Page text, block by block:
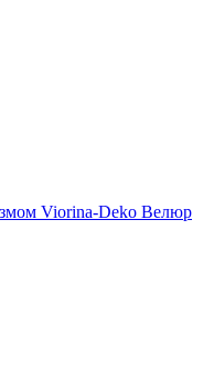
Viorina-Deko Велюр